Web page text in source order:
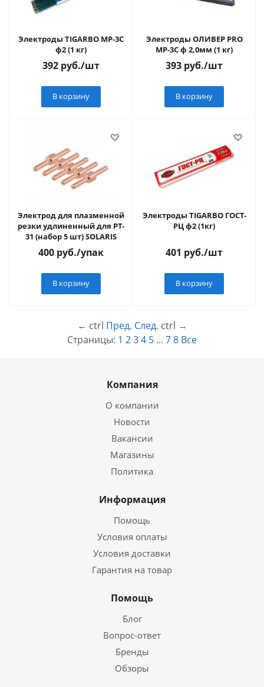
Электроды TIGARBO МР-3С
ф2 (1 кг)
392 руб./шт
В корзину
Электроды ОЛИВЕР PRO
МР-3С ф 2,0мм (1 кг)
393 руб./шт
В корзину
Электрод для плазменной
резки удлиненный для PT-
31 (набор 5 шт) SOLARIS
400 руб./упак
В корзину
Электроды TIGARBО ГОСТ-
РЦ ф2 (1кг)
401 руб./шт
В корзину
← ctrl Пред. След. ctrl →
Страницы: 1 234 5 ... 78 Все
Компания
О компании
Новости
Вакансии
Магазины
Политика
Информация
Помощь
Условия оплаты
Условия доставки
Гарантия на товар
Помощь
Блог
Вопрос-ответ
Бренды
Обзоры